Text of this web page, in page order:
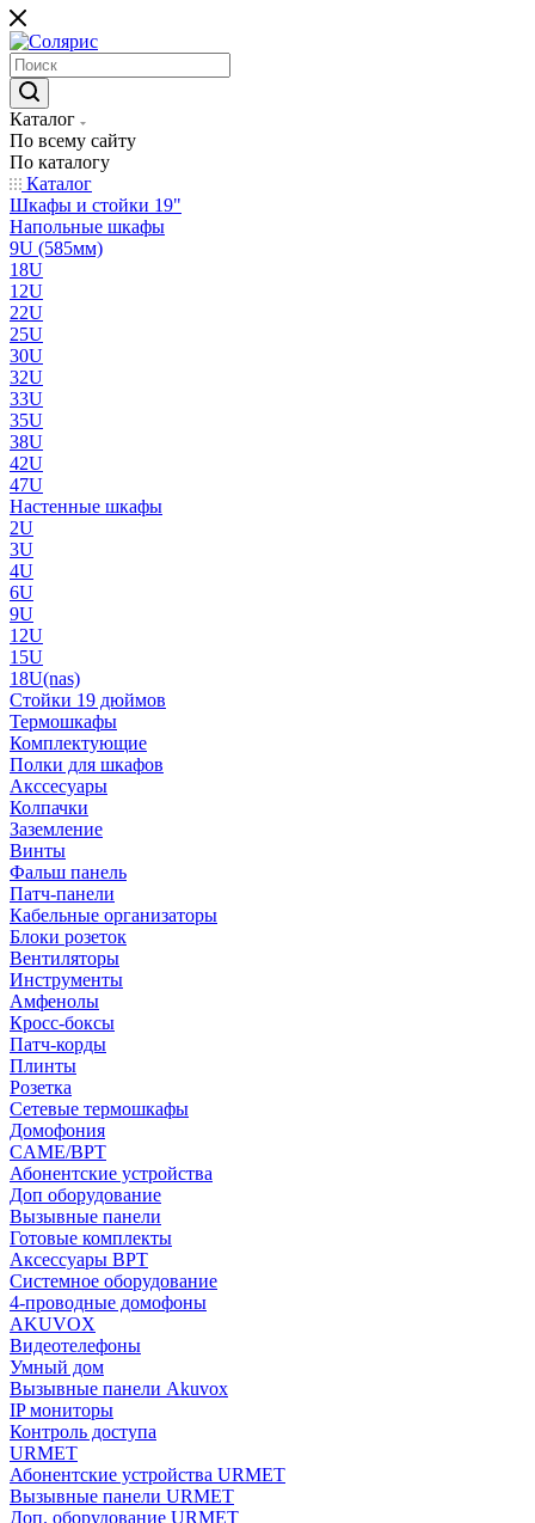
Каталог
По всему сайту
По каталогу
Каталог
Шкафы и стойки 19"
Напольные шкафы
9U (585мм)
18U
12U
22U
25U
30U
32U
33U
35U
38U
42U
47U
Настенные шкафы
2U
3U
4U
6U
9U
12U
15U
18U(nas)
Стойки 19 дюймов
Термошкафы
Комплектующие
Полки для шкафов
Акссесуары
Колпачки
Заземление
Винты
Фальш панель
Патч-панели
Кабельные организаторы
Блоки розеток
Вентиляторы
Инструменты
Амфенолы
Кросс-боксы
Патч-корды
Плинты
Розетка
Сетевые термошкафы
Домофония
CAME/BPT
Абонентские устройства
Доп оборудование
Вызывные панели
Готовые комплекты
Аксессуары BPT
Системное оборудование
4-проводные домофоны
AKUVOX
Видеотелефоны
Умный дом
Вызывные панели Akuvox
IP мониторы
Контроль доступа
URMET
Абонентские устройства URMET
Вызывные панели URMET
Доп. оборудование URMET